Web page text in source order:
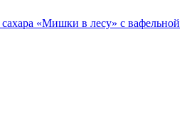
«Мишки в лесу» с вафельной